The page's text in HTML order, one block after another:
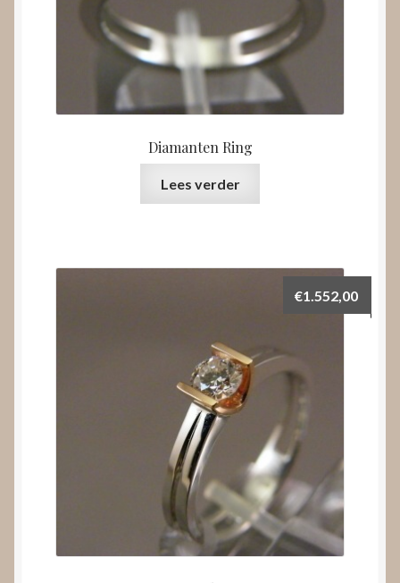
Diamanten Ring
Lees verder
€1.552,00